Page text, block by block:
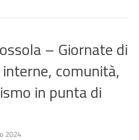
– Giornate di
comunità,
in punta di
2024